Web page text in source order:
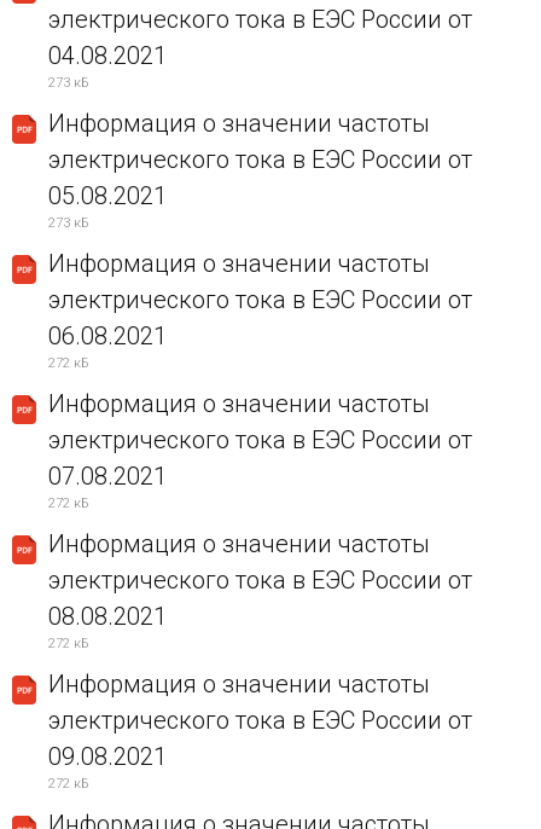
электрического тока в ЕЭС России от
04.08.2021
273 кБ
Информация о значении частоты
электрического тока в ЕЭС России от
05.08.2021
273 кБ
Информация о значении частоты
электрического тока в ЕЭС России от
06.08.2021
272 кБ
Информация о значении частоты
электрического тока в ЕЭС России от
07.08.2021
272 кБ
Информация о значении частоты
электрического тока в ЕЭС России от
08.08.2021
272 кБ
Информация о значении частоты
электрического тока в ЕЭС России от
09.08.2021
272 кБ